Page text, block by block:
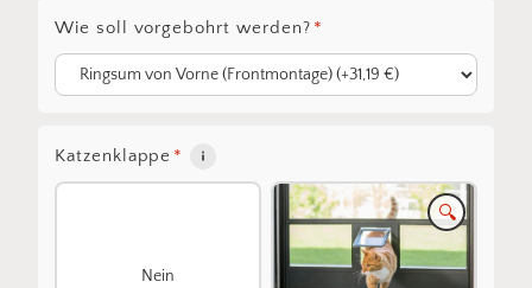
Wie soll vorgebohrt werden? *
Katzenklappe *
Nein
🔍